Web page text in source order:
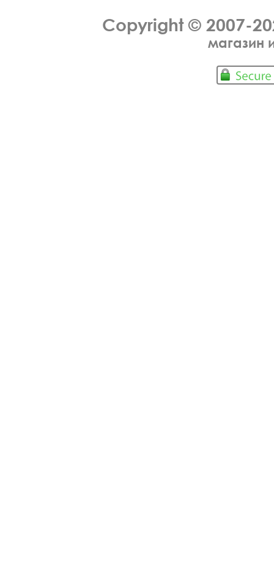
Copyright © 2007-
магазин